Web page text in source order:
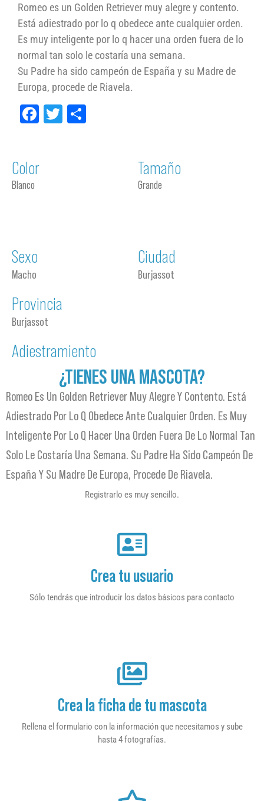
Romeo es un Golden Retriever muy alegre y contento.
Está adiestrado por lo q obedece ante cualquier orden.
Es muy inteligente por lo q hacer una orden fuera de lo
normal tan solo le costaría una semana.
Su Padre ha sido campeón de España y su Madre de
Europa, procede de Riavela.
Facebook
Twitter
Color
Blanco
Tamaño
Grande
Sexo
Macho
Ciudad
Burjassot
Provincia
Burjassot
Adiestramiento
¿TIENES UNA MASCOTA?
Romeo Es Un Golden Retriever Muy Alegre Y Contento. Está
Adiestrado Por Lo Q Obedece Ante Cualquier Orden. Es Muy
Inteligente Por Lo Q Hacer Una Orden Fuera De Lo Normal Tan
Solo Le Costaría Una Semana. Su Padre Ha Sido Campeón De
España Y Su Madre De Europa, Procede De Riavela.
Registrarlo es muy sencillo.
Crea tu usuario
Sólo tendrás que introducir los datos básicos para contacto
Crea la ficha de tu mascota
Rellena el formulario con la información que necesitamos y sube
hasta 4 fotografías.